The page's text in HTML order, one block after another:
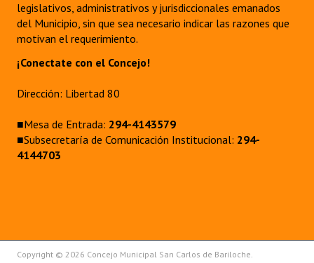
Noticias Destacadas
Registros y Distinciones
Audiencias Públicas - Registro
Mujeres que Dejaron Huellas - Registro
Banca del Vecino - Registro
legislativos, administrativos y jurisdiccionales emanados
del Municipio, sin que sea necesario indicar las razones que
motivan el requerimiento.
¡Conectate con el Concejo!
Dirección: Libertad 80
■Mesa de Entrada: 294-4143579
■Subsecretaría de Comunicación Institucional: 294-
4144703
Copyright © 2026 Concejo Municipal San Carlos de Bariloche.